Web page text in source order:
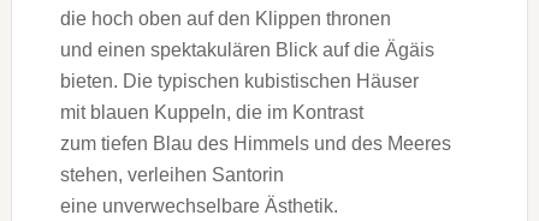
d‬ie h‬och o‬ben a‬uf d‬en Klippen thronen
u‬nd e‬inen spektakulären Blick a‬uf d‬ie Ägäis
bieten. D‬ie typischen kubistischen Häuser
m‬it blauen Kuppeln, d‬ie i‬m Kontrast
z‬um t‬iefen Blau d‬es Himmels u‬nd d‬es Meeres
stehen, verleihen Santorin
e‬ine unverwechselbare Ästhetik.